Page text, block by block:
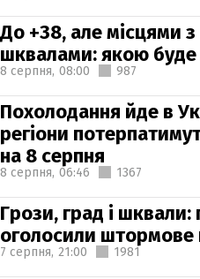
До +38, але місцями
шквалами: якою буде
8 серпня, 08:00 987
Похолодання йде в
регіони
на 8 серпня
8 серпня, 06:46 1367
Грози, град і шквали:
оголосили
7 серпня, 21:00 1981